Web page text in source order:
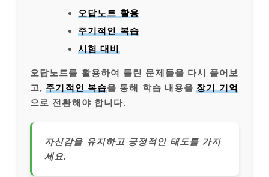
오답노트 활용
주기적인 복습
시험 대비
오답노트를 활용하여 틀린 문제들을 다시 풀어보
고, 주기적인 복습을 통해 학습 내용을 장기 기억
으로 전환해야 합니다.
자신감을 유지하고 긍정적인 태도를 가지
세요.